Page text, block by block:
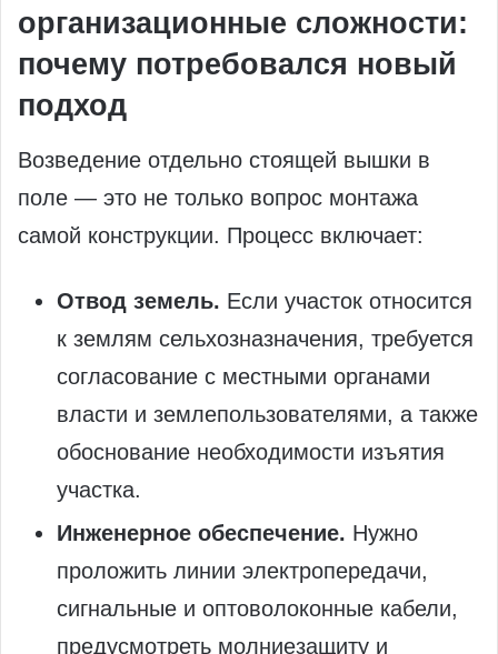
организационные сложности:
почему потребовался новый
подход
Возведение отдельно стоящей вышки в
поле — это не только вопрос монтажа
самой конструкции. Процесс включает:
Отвод земель. Если участок относится
к землям сельхозназначения, требуется
согласование с местными органами
власти и землепользователями, а также
обоснование необходимости изъятия
участка.
Инженерное обеспечение. Нужно
проложить линии электропередачи,
сигнальные и оптоволоконные кабели,
предусмотреть молниезащиту и